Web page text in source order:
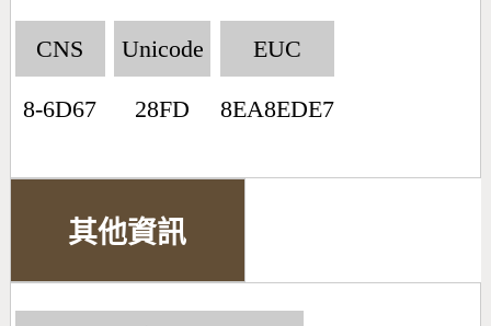
CNS
8-6D67
Unicode
28FD
EUC
8EA8EDE7
其他資訊